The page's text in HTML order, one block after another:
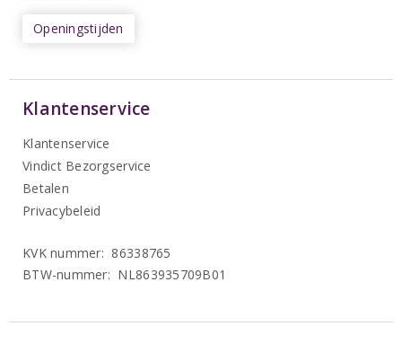
Openingstijden
Klantenservice
Klantenservice
Vindict Bezorgservice
Betalen
Privacybeleid
KVK nummer: 86338765
BTW-nummer: NL863935709B01